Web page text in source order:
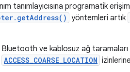
tanımlayıcısına programatik erişimi
yöntemleri artık
Bluetooth ve kablosuz ağ
ACCESS_COARSE_LOCATION